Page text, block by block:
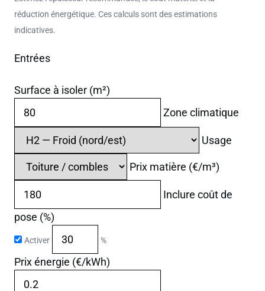
réduction énergétique. Ces calculs sont des estimations
indicatives.
Entrées
Surface à isoler (m²)
Zone climatique
Usage
Prix matière (€/m³)
Inclure coût de
pose (%)
Activer %
Prix énergie (€/kWh)